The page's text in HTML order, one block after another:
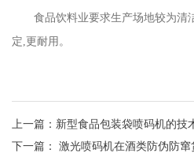
食品饮料业要求生产场地较为清洁
定,更耐用。
上一篇：新型食品包装袋喷码机的技
下一篇： 激光喷码机在酒类防伪防窜